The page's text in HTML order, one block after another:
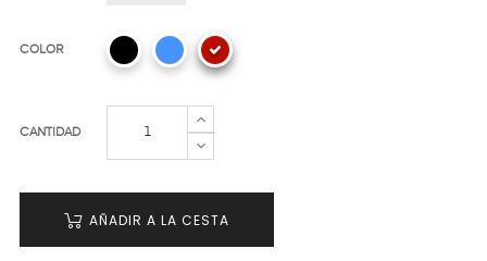
COLOR
CANTIDAD
AÑADIR A LA CESTA